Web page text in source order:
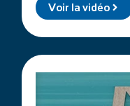
Voir la vidéo